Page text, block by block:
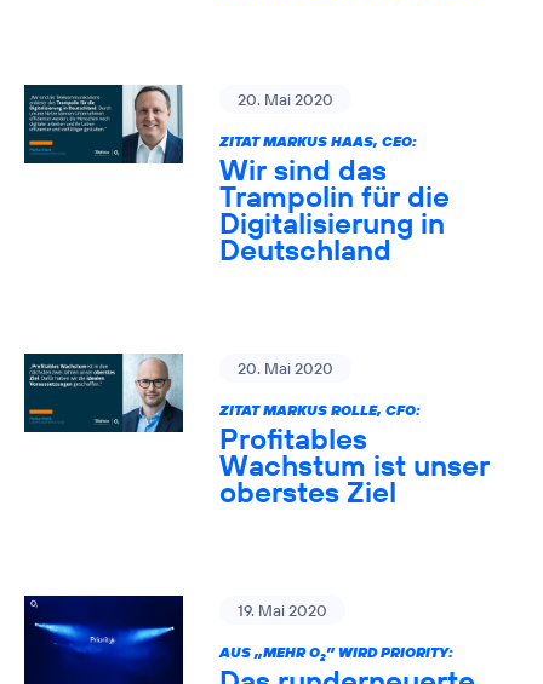
20. Mai 2020
ZITAT MARKUS HAAS, CEO:
Wir sind das
Trampolin für die
Digitalisierung in
Deutschland
20. Mai 2020
ZITAT MARKUS ROLLE, CFO:
Profitables
Wachstum ist unser
oberstes Ziel
19. Mai 2020
AUS „MEHR O2” WIRD PRIORITY: